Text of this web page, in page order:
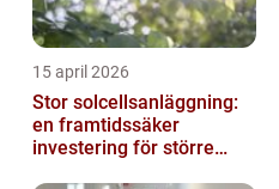
15 april 2026
Stor solcellsanläggning:
en framtidssäker
investering för större